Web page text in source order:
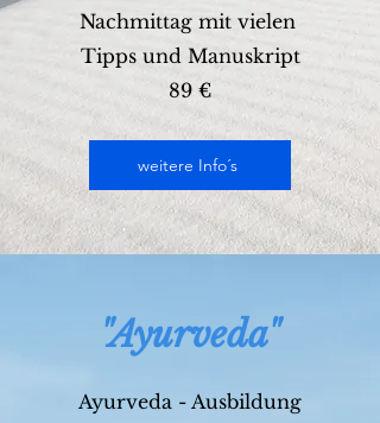
Nachmittag mit vielen
Tipps und Manuskript
89 €
weitere Info´s
"Ayurveda"
Ayurveda - Ausbildung